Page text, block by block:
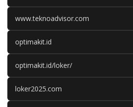
www.teknoadvisor.com
optimakit.id
optimakit.id/loker/
loker2025.com